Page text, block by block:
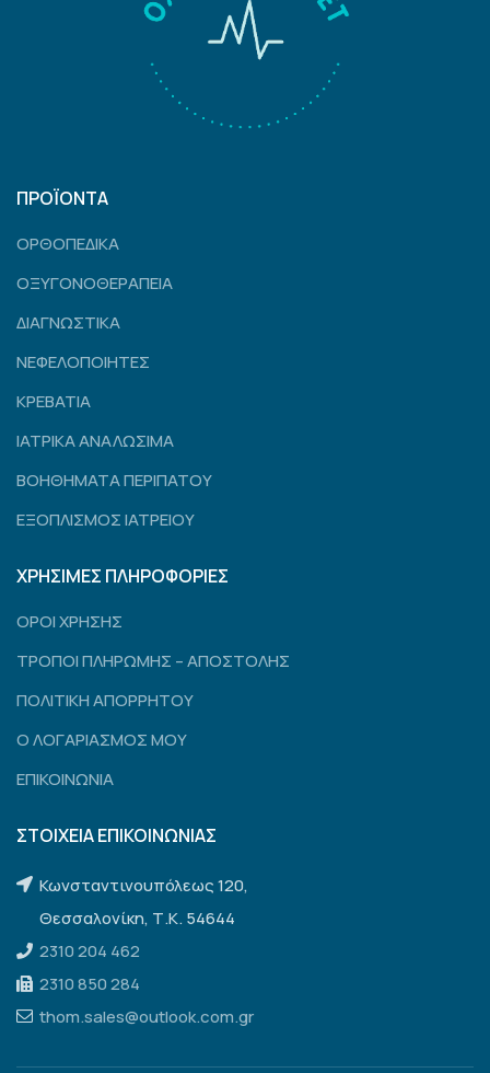
ΠΡΟΪΟΝΤΑ
ΟΡΘΟΠΕΔΙΚΑ
ΟΞΥΓΟΝΟΘΕΡΑΠΕΙΑ
ΔΙΑΓΝΩΣΤΙΚΑ
ΝΕΦΕΛΟΠΟΙΗΤΕΣ
ΚΡΕΒΑΤΙΑ
ΙΑΤΡΙΚΑ ΑΝΑΛΩΣΙΜΑ
ΒΟΗΘΗΜΑΤΑ ΠΕΡΙΠΑΤΟΥ
ΕΞΟΠΛΙΣΜΟΣ ΙΑΤΡΕΙΟΥ
ΧΡΗΣΙΜΕΣ ΠΛΗΡΟΦΟΡΙΕΣ
ΟΡΟΙ ΧΡΗΣΗΣ
ΤΡΟΠΟΙ ΠΛΗΡΩΜΗΣ – ΑΠΟΣΤΟΛΗΣ
ΠΟΛΙΤΙΚΗ ΑΠΟΡΡΗΤΟΥ
Ο ΛΟΓΑΡΙΑΣΜΟΣ ΜΟΥ
ΕΠΙΚΟΙΝΩΝΙΑ
ΣΤΟΙΧΕΙΑ ΕΠΙΚΟΙΝΩΝΙΑΣ
Κωνσταντινουπόλεως 120,
Θεσσαλονίκη, Τ.Κ. 54644
2310 204 462
2310 850 284
thom.sales@outlook.com.gr